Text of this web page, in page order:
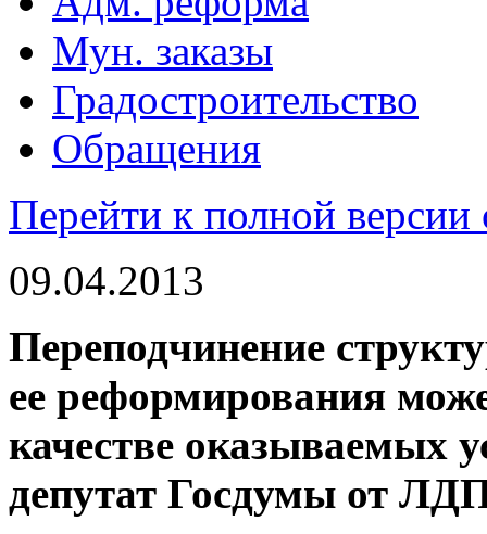
Мун. заказы
Градостроительство
Обращения
Перейти к полной версии
09.04.2013
Переподчинение
ее реформирования
качестве оказываемых
депутат Госдумы от